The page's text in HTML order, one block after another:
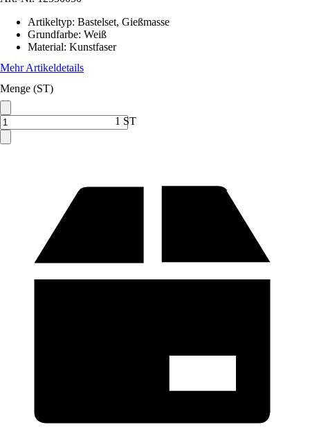
Artikeltyp: Bastelset, Gießmasse
Grundfarbe: Weiß
Material: Kunstfaser
Mehr Artikeldetails
Menge (ST)
1 ST